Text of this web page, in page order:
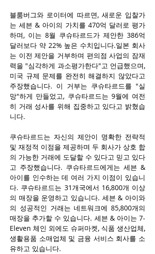
블룸버그와 로이터에 따르면, 새로운 입찰가
는 세븐 & 아이의 가치를 470억 달러로 평가
하며, 이는 8월 쿠슈타르드가 제안한 386억
달러보다 약 22% 높은 수치입니다.일본 회사
는 이전 제안을 거부하며 편의점 사업의 잠재
력을 "심각하게 과소평가한다"고 언급했으며,
미국 규제 문제를 완전히 해결하지 않았다고
주장했습니다. 이 거부는 쿠슈타르드를 "실
망"하게 만들었고, 쿠슈타르드는 9월에 여전
히 거래 성사를 위해 집중하고 있다고 밝혔습
니다.
쿠슈타르드는 자신의 제안이 명확한 전략적
및 재정적 이점을 제공하며 두 회사가 상호 합
의 가능한 거래에 도달할 수 있다고 믿고 있다
고 주장했습니다. 쿠슈타르드에게는 세븐 &
아이를 인수하는 데 여러 가지 이점이 있습니
다. 쿠슈타르드는 31개국에서 16,800개 이상
의 매장을 운영하고 있습니다. 세븐 & 아이와
의 성공적인 거래는 네트워크에 85,800개의
매장을 추가할 수 있습니다. 세븐 & 아이는 7-
Eleven 체인 외에도 슈퍼마켓, 식품 생산업체,
생활용품 소매업체 및 금융 서비스 회사를 소
유하고 있습니다.